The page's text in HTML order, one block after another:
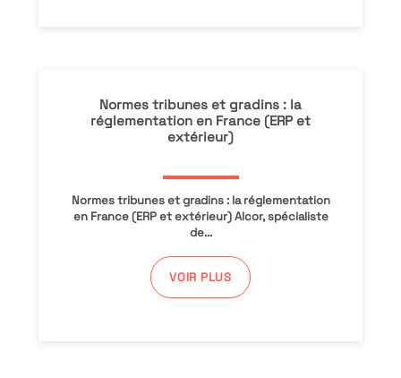
Normes tribunes et gradins : la
réglementation en France (ERP et
extérieur)
Normes tribunes et gradins : la réglementation
en France (ERP et extérieur) Alcor, spécialiste
de...
VOIR PLUS